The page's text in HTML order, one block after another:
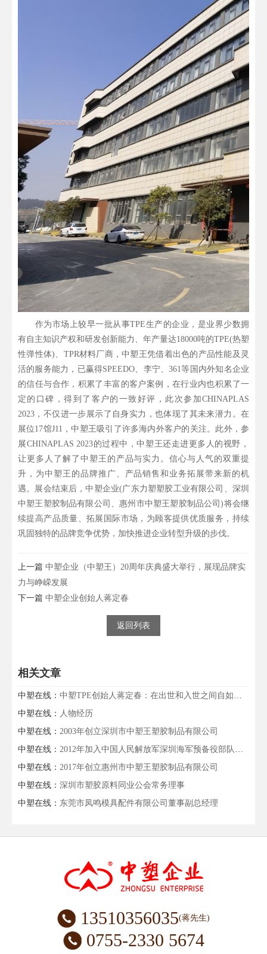
作为市场上较早一批从事TPE生产的企业，是业界少数拥
有自主知识产权和研发创新能力、年产量达18000吨的TPE(热塑
性弹性体)、TPR材料厂商，中塑王凭借着出色的产品性能及灵
活的服务能力，已赢得SPEEDO、李宁、361等国内外知名企业
的信任与合作，积累了丰富的客户案例，在行业内也积累了一
定的口碑，得到了客户的一致好评，此次参加CHINAPLAS
2023，不仅进一步展示了自身实力，也体现了其未来潜力。在
展位17馆J11，中塑王吸引了许多海内外客户的关注。此外，参
展CHINAPLAS 2023的过程中，中塑王还走进更多人的视野，
让更多人了解了中塑王的产品与实力。信心与人气的双重提
升，为中塑王的品牌推广、产品销售和业务拓展带来新的机
遇。展会结束后，中塑企业(广东力塑塑胶工业有限公司、深圳
中塑王塑胶制品有限公司、惠州市中塑王塑胶制品公司)将会继
续提高产品质量、拓展国际市场，为顾客提供优质服务，持续
巩固独特的品牌竞争优势，加快推进企业转型升级的步伐。
上一篇 中塑企业（中塑王）20周年庆典盛大举行，展现品牌实
力与峥嵘发展
下一篇 中塑企业创始人蒋定春
返回列表
相关文章
中塑在线： 中塑TPE创始人蒋定春：在出世和入世之间自如切换的企业家
中塑在线： 人物经历
中塑在线： 2003年创立深圳市中塑王塑胶制品有限公司
中塑在线： 2012年加入中国人民解放军深圳海军预备役部队任命为预任少校军官
中塑在线： 2017年创立惠州市中塑王塑胶制品有限公司
中塑在线： 深圳市塑胶原料同业公会常务理事
中塑在线： 东莞市凤鸣模具配件有限公司董事副总经理
13510356035(蒋先生)
0755-2330 5674